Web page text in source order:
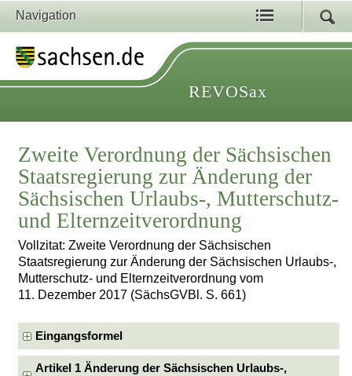
Navigation
REVOSax
Zweite Verordnung der Sächsischen
Staatsregierung zur Änderung der
Sächsischen Urlaubs-, Mutterschutz-
und Elternzeitverordnung
Vollzitat: Zweite Verordnung der Sächsischen
Staatsregierung zur Änderung der Sächsischen Urlaubs-,
Mutterschutz- und Elternzeitverordnung vom
11. Dezember 2017 (SächsGVBl. S. 661)
Eingangsformel
Artikel 1 Änderung der Sächsischen Urlaubs-,